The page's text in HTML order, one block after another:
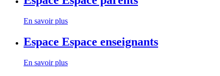
En savoir plus
Espace Espace enseignants
En savoir plus